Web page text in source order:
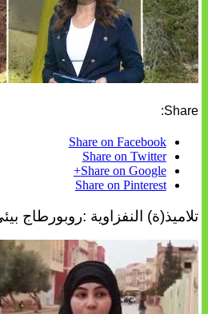
Share:
Share on Facebook
Share on Twitter
Share on Google+
Share on Pinterest
تلاميذ(ة) النفزاوية :روبورطاج بيئي